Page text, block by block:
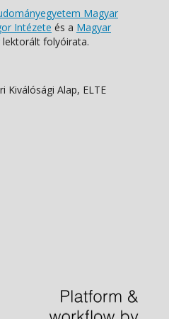
Magyar
Intézete és a Magyar
lektorált folyóirata.
Kiválósági Alap, ELTE